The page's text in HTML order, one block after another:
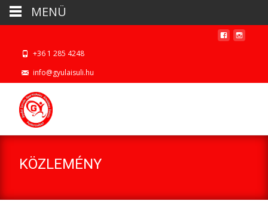
+36 1 285 4248
info@gyulaisuli.hu
KÖZLEMÉNY
MENÜ